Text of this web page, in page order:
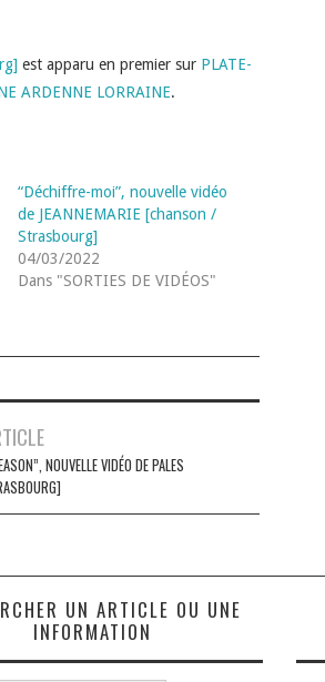
est apparu en premier sur PLATE-
ARDENNE LORRAINE.
“Déchiffre-moi”, nouvelle vidéo
de JEANNEMARIE [chanson /
Strasbourg]
04/03/2022
Dans "SORTIES DE VIDÉOS"
NOUVELLE VIDÉO DE PALES
UN ARTICLE OU UNE
INFORMATION